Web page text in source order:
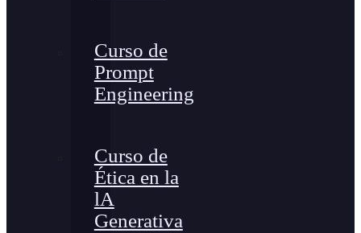
Curso de
Prompt
Engineering
Curso de
Ética en la
lA
Generativa